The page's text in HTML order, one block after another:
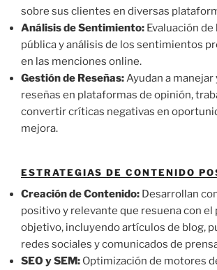
sobre sus clientes en diversas
Análisis de Sentimiento: Evaluación
pública y análisis de los sentimientos
en las menciones online.
Gestión de Reseñas:Ayudan a
reseñas en plataformas de opinión,
convertir críticas negativas en
mejora.
ESTRATEGIAS DE CONTENIDO
Creación de Contenido: Desarrollan
positivo y relevante que resuena con el
objetivo, incluyendo artículos de blog,
redes sociales y comunicados de
SEO y SEM: Optimización de motores